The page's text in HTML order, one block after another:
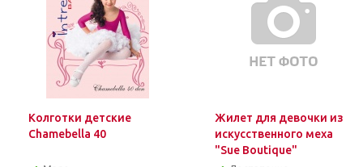
Колготки детские
Chamebella 40
Жилет для девочки из
искусственного меха
"Sue Boutique"